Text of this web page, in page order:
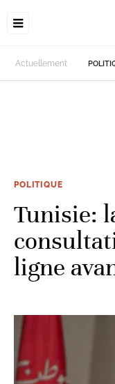
Actuellement
POLITIQUE
Tunisie:
ligne